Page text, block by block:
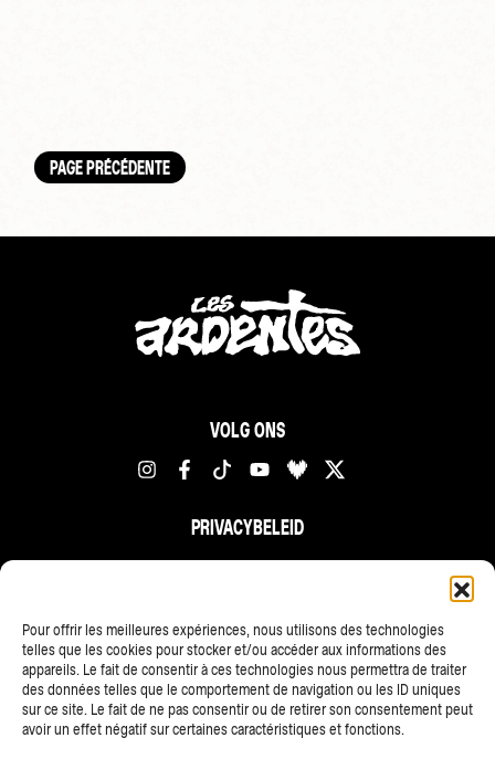
Pour offrir les meilleures expériences, nous utilisons des technologies
telles que les cookies pour stocker et/ou accéder aux informations des
appareils. Le fait de consentir à ces technologies nous permettra de traiter
des données telles que le comportement de navigation ou les ID uniques
sur ce site. Le fait de ne pas consentir ou de retirer son consentement peut
avoir un effet négatif sur certaines caractéristiques et fonctions.
PAGE PRÉCÉDENTE
VOLG ONS
PRIVACYBELEID